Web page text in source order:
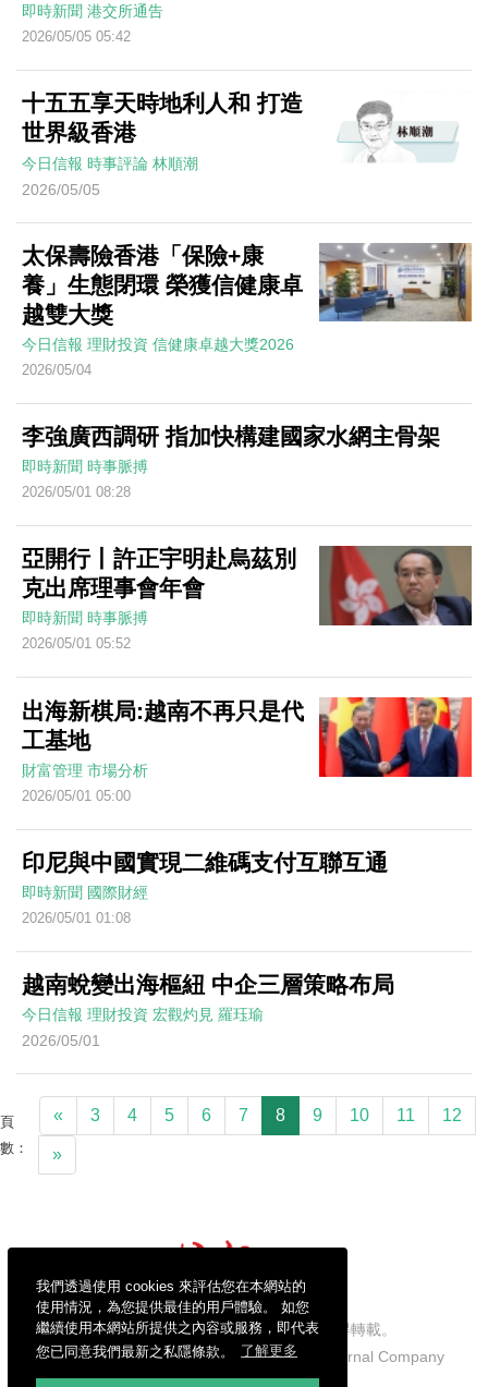
我們透過使用 cookies 來評估您在本網站的
使用情況，為您提供最佳的用戶體驗。 如您
繼續使用本網站所提供之內容或服務，即代表
您已同意我們最新之私隱條款。
了解更多
即時新聞 港交所通告
2026/05/05 05:42
十五五享天時地利人和 打造
世界級香港
今日信報 時事評論 林順潮
2026/05/05
太保壽險香港「保險+康
養」生態閉環 榮獲信健康卓
越雙大獎
今日信報 理財投資 信健康卓越大獎2026
2026/05/04
李強廣西調研 指加快構建國家水網主骨架
即時新聞 時事脈搏
2026/05/01 08:28
亞開行丨許正宇明赴烏茲別
克出席理事會年會
即時新聞 時事脈搏
2026/05/01 05:52
出海新棋局:越南不再只是代
工基地
財富管理 市場分析
2026/05/01 05:00
印尼與中國實現二維碼支付互聯互通
即時新聞 國際財經
2026/05/01 01:08
越南蛻變出海樞紐 中企三層策略布局
今日信報 理財投資 宏觀灼見 羅珏瑜
2026/05/01
頁
數：
« 3 4 5 6 7 8 9 10 11 12
»
信報財經新聞有限公司版權所有，不得轉載。
Copyright © 2026 Hong Kong Economic Journal Company